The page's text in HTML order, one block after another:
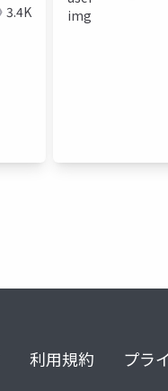
3.4K
利用規約 プラ